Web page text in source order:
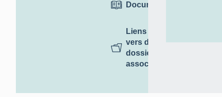
Documentation
Liens
vers des
dossiers
associés